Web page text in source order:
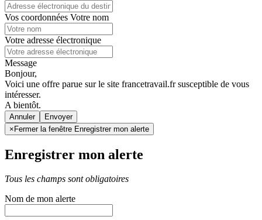
Vos coordonnées Votre nom
Votre adresse électronique
Message
Bonjour,
Voici une offre parue sur le site francetravail.fr susceptible de vous
intéresser.
A bientôt.
Annuler
×Fermer la fenêtre Enregistrer mon alerte
Enregistrer mon alerte
Tous les champs sont obligatoires
Nom de mon alerte